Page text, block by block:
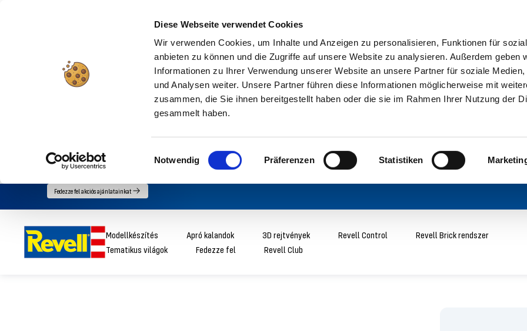
Diese Webseite verwendet Cookies
Wir verwenden Cookies, um Inhalte und Anzeigen zu personalisieren, Funktionen für
anbieten zu können und die Zugriffe auf unsere Website zu analysieren. Außerdem geben
Informationen zu Ihrer Verwendung unserer Website an unsere Partner für soziale Medien,
und Analysen weiter. Unsere Partner führen diese Informationen möglicherweise mit
zusammen, die Sie ihnen bereitgestellt haben oder die sie im Rahmen Ihrer Nutzung der
gesammelt haben.
Einwilligungsauswahl
Notwendig Präferenzen Statistiken
közvetlenül
tartalomhoz
Fedezze fel akciós ajánlatainkat
Modellkészítés Apró kalandok 3D rejtvények Revell Control
Revell Brick rendszer
Tematikus világok
Fedezze fel Revell Club
Revell